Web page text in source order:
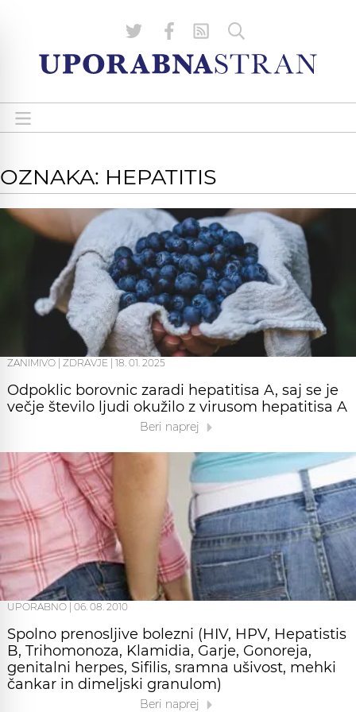
OZNAKA: HEPATITIS
ZANIMIVO ZDRAVJE 18. 01. 2025
Odpoklic borovnic zaradi hepatitisa A, saj se je
večje število ljudi okužilo z virusom hepatitisa A
Beri naprej
UPORABNO 06. 08. 2010
Spolno prenosljive bolezni (HIV, HPV, Hepatistis
B, Trihomonoza, Klamidia, Garje, Gonoreja,
genitalni herpes, Sifilis, sramna ušivost, mehki
čankar in dimeljski granulom)
Beri naprej